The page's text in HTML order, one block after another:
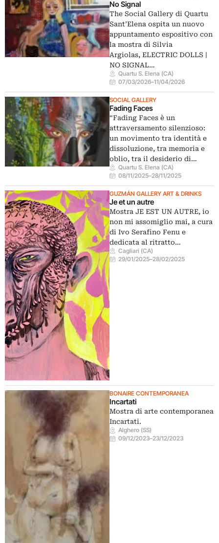
No Signal
The Social Gallery di Quartu
Sant’Elena ospita un nuovo
appuntamento espositivo con
la mostra di Silvia
Argiolas, ELECTRIC DOLLS |
NO SIGNAL…
Quartu S. Elena (CA)
07/03/2026–11/04/2026
SOCIAL GALLERY
Fading Faces
“Fading Faces è un
attraversamento silenzioso:
un movimento tra identità e
dissoluzione, tra memoria e
oblio, tra il desiderio di…
Quartu S. Elena (CA)
08/11/2025–28/11/2025
GUZMÁN GALLERY ART & DRINKS
Je et un autre
Mostra JE EST UN AUTRE, io
non mi assomiglio mai, a cura
di Ivo Serafino Fenu e
dedicata al ritratto…
Cagliari (CA)
29/01/2025–28/02/2025
BONAIRE CONTEMPORANEA
Incartati
Mostra di arte contemporanea
Incartati.
Alghero (SS)
09/12/2023–23/12/2023